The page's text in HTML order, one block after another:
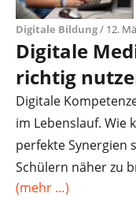
Digitale Bildung/ 12.
Digitale
richtig
Digitale
im Lebenslauf. Wie
perfekte Synergien
Schülern näher zu
(mehr …)